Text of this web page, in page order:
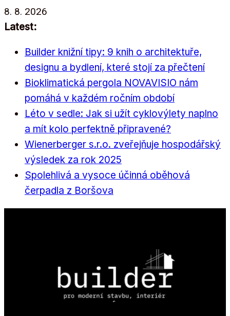
Přeskočit
na
8. 8. 2026
Latest:
Builder knižní tipy: 9 knih o architektuře,
designu a bydlení, které stojí za přečtení
Bioklimatická pergola NOVAVISIO nám
pomáhá v každém ročním období
Léto v sedle: Jak si užít cyklovýlety naplno
a mít kolo perfektně připravené?
Wienerberger s.r.o. zveřejňuje hospodářský
výsledek za rok 2025
Spolehlivá a vysoce účinná oběhová
čerpadla z Boršova